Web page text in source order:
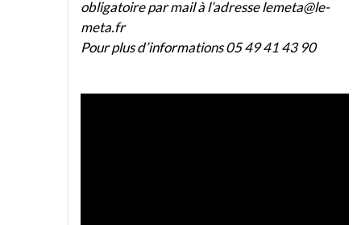
obligatoire par mail à l’adresse lemeta@le-
meta.fr
Pour plus d’informations05 49 41 43 90